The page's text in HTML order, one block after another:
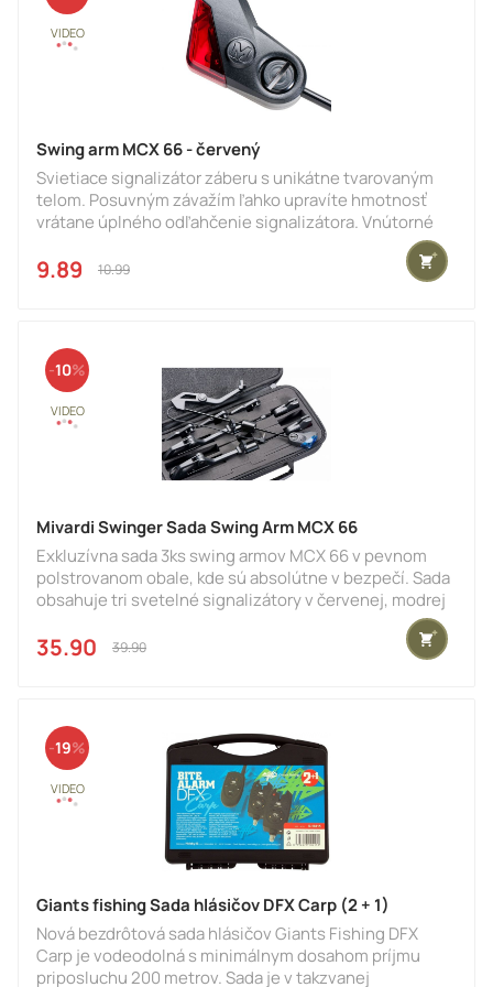
Swing arm MCX 66 - červený
Svietiace signalizátor záberu s unikátne tvarovaným
telom. Posuvným závažím ľahko upravíte hmotnosť
vrátane úplného odľahčenie signalizátora. Vnútorné
použití vlascov aj pletených šnúr všetkých priemerov.
Signalizátor je možné ľahko a rýchlo upevniť k adaptéru
9.89 €10.99 €
10
Mivardi Swinger Sada Swing Arm MCX 66
Exkluzívna sada 3ks swing armov MCX 66 v pevnom
polstrovanom obale, kde sú absolútne v bezpečí. Sada
obsahuje tri svetelné signalizátory v červenej, modrej
a zelenej farbe. Svietiaci signalizátor záberu s unikátne
tvarovaným telom a vymeniteľnými farebnými krytmi,
ktorý si vďaka modernému a štýlovému dizajnu rýchlo
signalizátora. Vnútorný guličkový klip funguje
spoľahlivo a bezpečn
35.90 €39.90 €
19
Giants fishing Sada hlásičov DFX Carp (2 + 1)
Nová bezdrôtová sada hlásičov Giants Fishing DFX
Carp je vodeodolná s minimálnym dosahom príjmu
priposluchu 200 metrov. Sada je v takzvanej